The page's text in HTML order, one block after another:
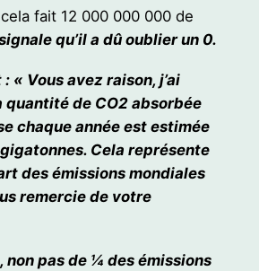
fait 12 000 000 000 de
qu’il a dû oublier un 0.
« Vous avez raison, j’ai
quantité de CO2 absorbée
chaque année est estimée
Cela représente
des émissions mondiales
remercie de votre
non pas de ¼ des émissions